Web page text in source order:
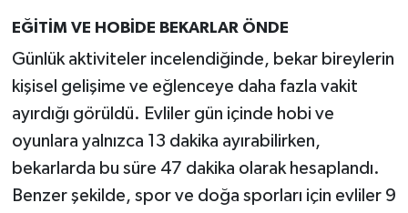
EĞİTİM VE HOBİDE BEKARLAR ÖNDE
Günlük aktiviteler incelendiğinde, bekar bireylerin
kişisel gelişime ve eğlenceye daha fazla vakit
ayırdığı görüldü. Evliler gün içinde hobi ve
oyunlara yalnızca 13 dakika ayırabilirken,
bekarlarda bu süre 47 dakika olarak hesaplandı.
Benzer şekilde, spor ve doğa sporları için evliler 9